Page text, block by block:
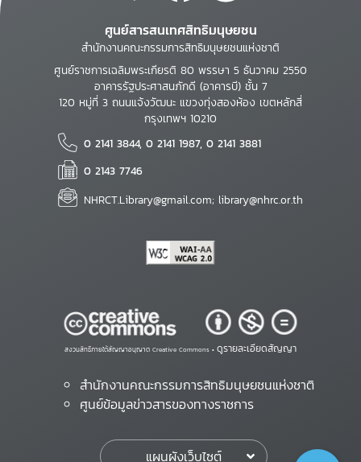
ศูนย์สารสนเทศสิทธิมนุษยชน
สำนักงานคณะกรรมการสิทธิมนุษยชนแห่งชาติ
ศูนย์ราชการเฉลิมพระเกียรติ 80 พรรษา 5 ธันวาคม 2550
อาคารรัฐประศาสนภักดี (อาคารบี) ชั้น 7
120 หมู่ที่ 3 ถนนแจ้งวัฒนะ แขวงทุ่งสองห้อง เขตหลักสี่
กรุงเทพฯ 10210
0 2141 3844, 0 2141 1987, 0 2141 3881
0 2143 7746
NHRCT.Library@gmail.com; library@nhrc.or.th
สงวนสิทธิ์ภายใต้สัญญาอนุญาต Creative Commons • ดูรายละเอียดสัญญา
สำนักงานคณะกรรมการสิทธิมนุษยชนแห่งชาติ
ศูนย์ข้อมูลข่าวสารของทางราชการ
แผนผังเว็บไซต์